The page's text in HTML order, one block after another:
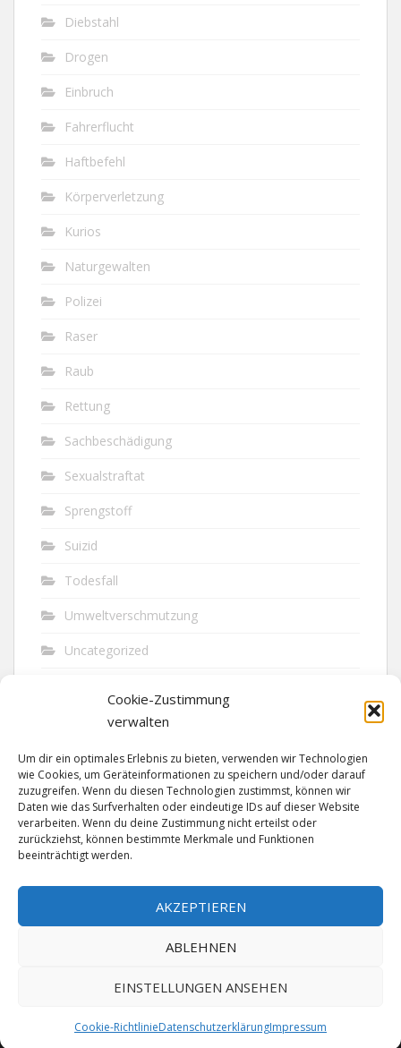
Cookie-Zustimmung
verwalten
Um dir ein optimales Erlebnis zu bieten, verwenden wir Technologien
wie Cookies, um Geräteinformationen zu speichern und/oder darauf
zuzugreifen. Wenn du diesen Technologien zustimmst, können wir
Daten wie das Surfverhalten oder eindeutige IDs auf dieser Website
verarbeiten. Wenn du deine Zustimmung nicht erteilst oder
zurückziehst, können bestimmte Merkmale und Funktionen
beeinträchtigt werden.
AKZEPTIEREN
ABLEHNEN
EINSTELLUNGEN ANSEHEN
Cookie-RichtlinieDatenschutzerklärungImpressum
Diebstahl
Drogen
Einbruch
Fahrerflucht
Haftbefehl
Körperverletzung
Kurios
Naturgewalten
Polizei
Raser
Raub
Rettung
Sachbeschädigung
Sexualstraftat
Sprengstoff
Suizid
Todesfall
Umweltverschmutzung
Uncategorized
Vandalismus
Verkehr
Verkehrsunfall
Vermisst
Waffen
MADE SINCE 1999 WITH ♥ BYABELNET| POWERED BYNADV